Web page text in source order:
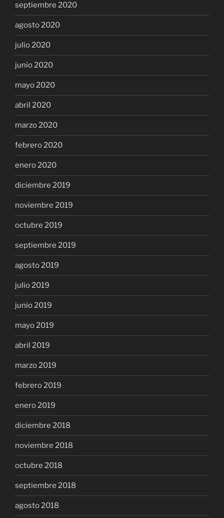
septiembre 2020
agosto 2020
julio 2020
junio 2020
mayo 2020
abril 2020
marzo 2020
febrero 2020
enero 2020
diciembre 2019
noviembre 2019
octubre 2019
septiembre 2019
agosto 2019
julio 2019
junio 2019
mayo 2019
abril 2019
marzo 2019
febrero 2019
enero 2019
diciembre 2018
noviembre 2018
octubre 2018
septiembre 2018
agosto 2018